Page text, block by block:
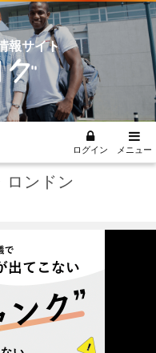
報サイト
ログイン メニュー
ロンドン